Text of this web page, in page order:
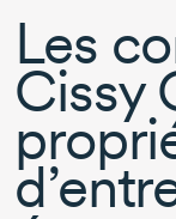
Les
Cissy